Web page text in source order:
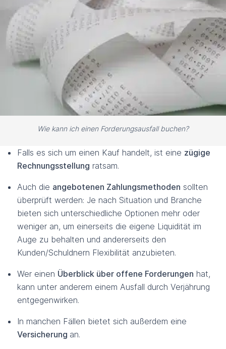
Wie kann ich einen Forderungsausfall buchen?
Falls es sich um einen Kauf handelt, ist eine zügige
Rechnungsstellung ratsam.
Auch die angebotenen Zahlungsmethoden sollten
überprüft werden: Je nach Situation und Branche
bieten sich unterschiedliche Optionen mehr oder
weniger an, um einerseits die eigene Liquidität im
Auge zu behalten und andererseits den
Kunden/Schuldnern Flexibilität anzubieten.
Wer einen Überblick über offene Forderungen hat,
kann unter anderem einem Ausfall durch Verjährung
entgegenwirken.
In manchen Fällen bietet sich außerdem eine
Versicherung an.